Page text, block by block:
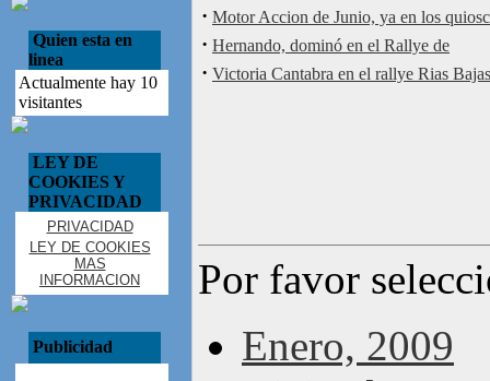
Quien esta en
linea
Actualmente hay 10
visitantes
LEY DE
COOKIES Y
PRIVACIDAD
PRIVACIDAD
LEY DE COOKIES
MAS
INFORMACION
Publicidad
· Motor Accion de Junio, ya en los
· Hernando, dominó en el Rallye de
· Victoria Cantabra en el rallye Rias Bajas
Por favor
Enero, 2009